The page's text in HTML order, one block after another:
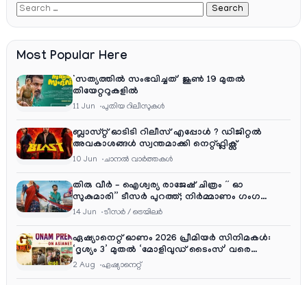
Most Popular Here
‘സത്യത്തിൽ സംഭവിച്ചത്’ ജൂൺ 19 മുതൽ
തിയേറ്ററുകളിൽ
11 Jun പുതിയ റിലീസുകള്‍
ബ്ലാസ്റ്റ് ഓടിടി റിലീസ് എപ്പോൾ ? ഡിജിറ്റൽ
അവകാശങ്ങൾ സ്വന്തമാക്കി നെറ്റ്ഫ്ലിക്സ്
10 Jun ചാനല്‍ വാര്‍ത്തകള്‍
തിരു വീർ – ഐശ്വര്യ രാജേഷ് ചിത്രം ” ഓ
സുകുമാരി” ടീസർ പുറത്ത്; നിർമ്മാണം ഗംഗ
എന്റർടൈൻമെന്റ്‌സ്
14 Jun ടീസര്‍ / ട്രെയിലര്‍
ഏഷ്യാനെറ്റ് ഓണം 2026 പ്രീമിയർ സിനിമകൾ:
‘ദൃശ്യം 3’ മുതൽ ‘മോളിവുഡ് ടൈംസ്’ വരെ
ആഘോഷ വിരുന്ന്
2 Aug ഏഷ്യാനെറ്റ്‌